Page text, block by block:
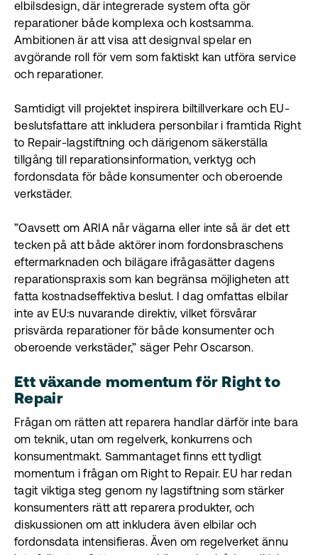
elbilsdesign, där integrerade system ofta gör
reparationer både komplexa och kostsamma.
Ambitionen är att visa att designval spelar en
avgörande roll för vem som faktiskt kan utföra service
och reparationer.
Samtidigt vill projektet inspirera biltillverkare och EU-
beslutsfattare att inkludera personbilar i framtida Right
to Repair-lagstiftning och därigenom säkerställa
tillgång till reparationsinformation, verktyg och
fordonsdata för både konsumenter och oberoende
verkstäder.
”Oavsett om ARIA når vägarna eller inte så är det ett
tecken på att både aktörer inom fordonsbraschens
eftermarknaden och bilägare ifrågasätter dagens
reparationspraxis som kan begränsa möjligheten att
fatta kostnadseffektiva beslut. I dag omfattas elbilar
inte av EU:s nuvarande direktiv, vilket försvårar
prisvärda reparationer för både konsumenter och
oberoende verkstäder,” säger Pehr Oscarson.
Ett växande momentum för Right to
Repair
Frågan om rätten att reparera handlar därför inte bara
om teknik, utan om regelverk, konkurrens och
konsumentmakt. Sammantaget finns ett tydligt
momentum i frågan om Right to Repair. EU har redan
tagit viktiga steg genom ny lagstiftning som stärker
konsumenters rätt att reparera produkter, och
diskussionen om att inkludera även elbilar och
fordonsdata intensifieras. Även om regelverket ännu